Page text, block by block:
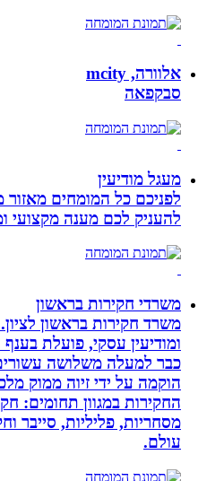
אלוורה, mcity
סבקפאה
מעגל מודיעין
לפניכם כל המומחים מאזור
להעניק לכם מענה מקצועי
משרדי חקירות בראשון
משרד חקירות בראשון לציון.
ומודיעין עסקי, פועלת בענף
כבר למעלה משלושה עשורים,
הוקמה על ידי זיוה ממוק מלכה,
החקירות במגוון תחומים:
מסחריות, פליליות, סייבר
עולם.